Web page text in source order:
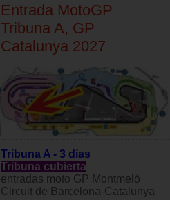
Entrada MotoGP
Tribuna A, GP
Catalunya 2027
Tribuna A - 3 días
Tribuna cubierta
entradas moto GP Montmeló
Circuit de Barcelona-Catalunya